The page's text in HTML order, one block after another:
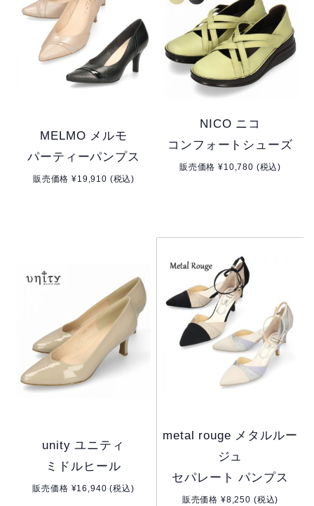
MELMO メルモ
パーティーパンプス
販売価格 ¥19,910 (税込)
NICO ニコ
コンフォートシューズ
販売価格 ¥10,780 (税込)
unity ユニティ
ミドルヒール
販売価格 ¥16,940 (税込)
metal rouge メタルルー
ジュ
セパレート パンプス
販売価格 ¥8,250 (税込)